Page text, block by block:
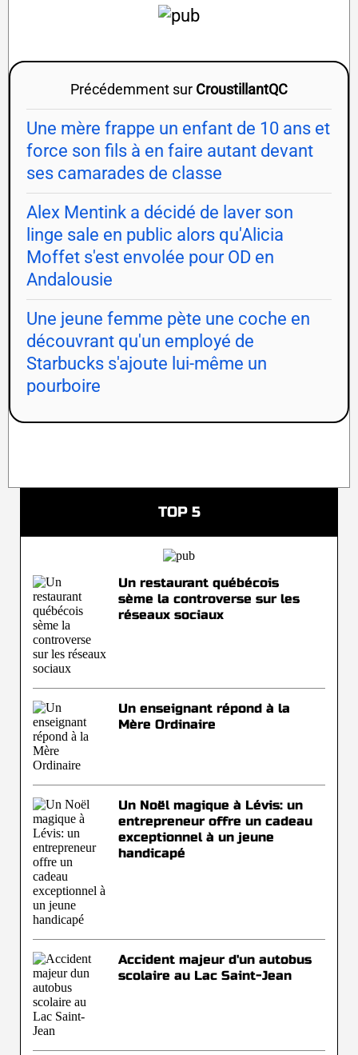
Précédemment sur CroustillantQC
Une mère frappe un enfant de 10 ans et
force son fils à en faire autant devant
ses camarades de classe
Alex Mentink a décidé de laver son
linge sale en public alors qu'Alicia
Moffet s'est envolée pour OD en
Andalousie
Une jeune femme pète une coche en
découvrant qu'un employé de
Starbucks s'ajoute lui-même un
pourboire
TOP 5
Un restaurant québécois
sème la controverse sur les
réseaux sociaux
Un enseignant répond à la
Mère Ordinaire
Un Noël magique à Lévis: un
entrepreneur offre un cadeau
exceptionnel à un jeune
handicapé
Accident majeur d'un autobus
scolaire au Lac Saint-Jean